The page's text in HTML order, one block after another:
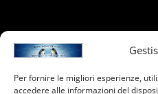
Per fornire le migliori esperienze,
accedere alle informazioni del